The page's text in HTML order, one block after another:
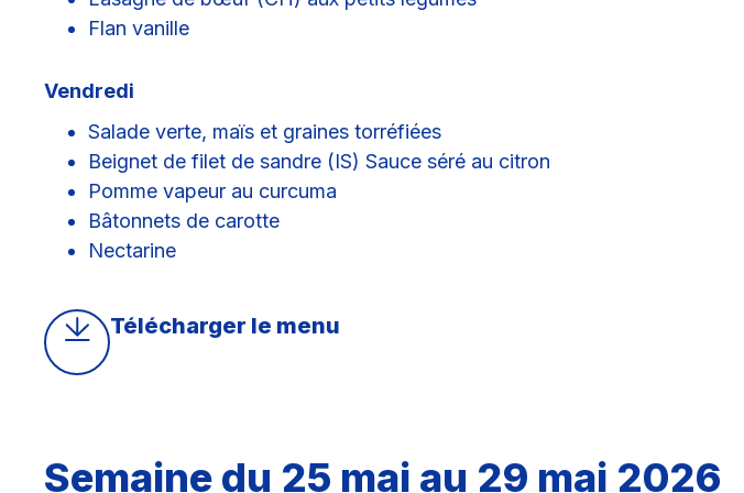
Flan vanille
Vendredi
Salade verte, maïs et graines torréfiées
Beignet de filet de sandre (IS) Sauce séré au citron
Pomme vapeur au curcuma
Bâtonnets de carotte
Nectarine
Télécharger le menu
Semaine du 25 mai au 29 mai 2026